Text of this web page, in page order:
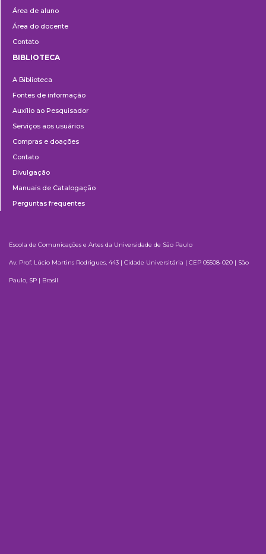
Área de aluno
Área do docente
Contato
BIBLIOTECA
A Biblioteca
Fontes de informação
Auxílio ao Pesquisador
Serviços aos usuários
Compras e doações
Contato
Divulgação
Manuais de Catalogação
Perguntas frequentes
Escola de Comunicações e Artes da Universidade de São Paulo
Av. Prof. Lúcio Martins Rodrigues, 443 | Cidade Universitária | CEP 05508-020 | São
Paulo, SP | Brasil